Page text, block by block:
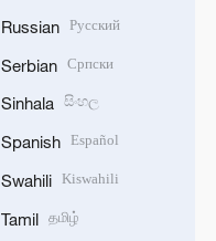
Russian Русский
Serbian Српски
Sinhala සිංහල
Spanish Español
Swahili Kiswahili
Tamil தமிழ்